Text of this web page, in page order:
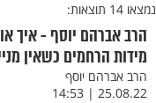
נמצאו 14 תוצאות:
הרב אברהם יוסף - איך
מידות הרחמים כשאין
הרב אברהם יוסף
25.08.22 | 14:53